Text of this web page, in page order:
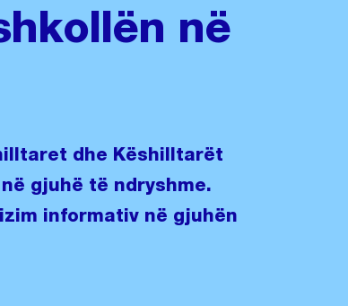
në
dhe Këshilltarët
gjuhë të ndryshme.
informativ në gjuhën